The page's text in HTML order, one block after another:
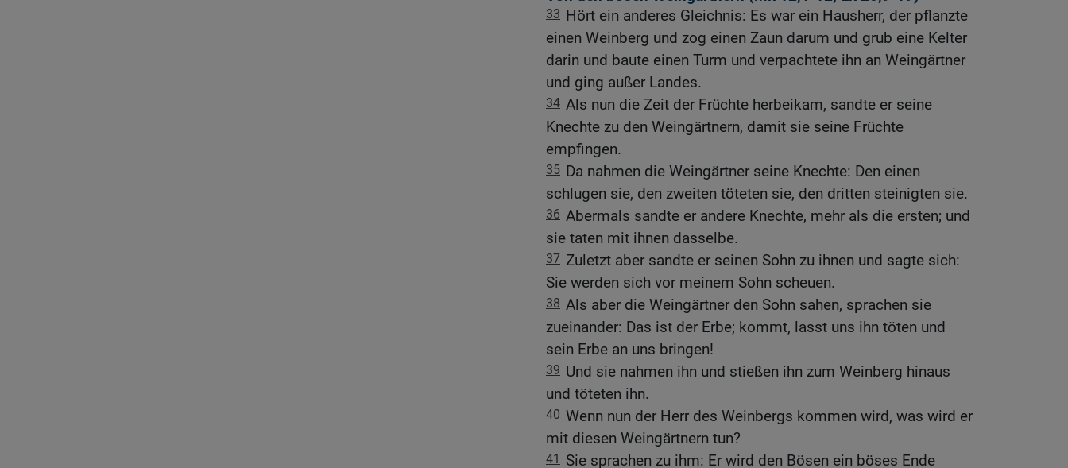
33 Hört ein anderes Gleichnis: Es war ein Hausherr, der pflanzte
einen Weinberg und zog einen Zaun darum und grub eine Kelter
darin und baute einen Turm und verpachtete ihn an Weingärtner
und ging außer Landes.
34 Als nun die Zeit der Früchte herbeikam, sandte er seine
Knechte zu den Weingärtnern, damit sie seine Früchte
empfingen.
35 Da nahmen die Weingärtner seine Knechte: Den einen
schlugen sie, den zweiten töteten sie, den dritten steinigten sie.
36 Abermals sandte er andere Knechte, mehr als die ersten; und
sie taten mit ihnen dasselbe.
37 Zuletzt aber sandte er seinen Sohn zu ihnen und sagte sich:
Sie werden sich vor meinem Sohn scheuen.
38 Als aber die Weingärtner den Sohn sahen, sprachen sie
zueinander: Das ist der Erbe; kommt, lasst uns ihn töten und
sein Erbe an uns bringen!
39 Und sie nahmen ihn und stießen ihn zum Weinberg hinaus
und töteten ihn.
40 Wenn nun der Herr des Weinbergs kommen wird, was wird er
mit diesen Weingärtnern tun?
41 Sie sprachen zu ihm: Er wird den Bösen ein böses Ende